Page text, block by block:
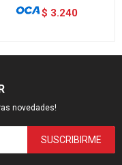
$ 3.240
novedades!
SUSCRIBIRME